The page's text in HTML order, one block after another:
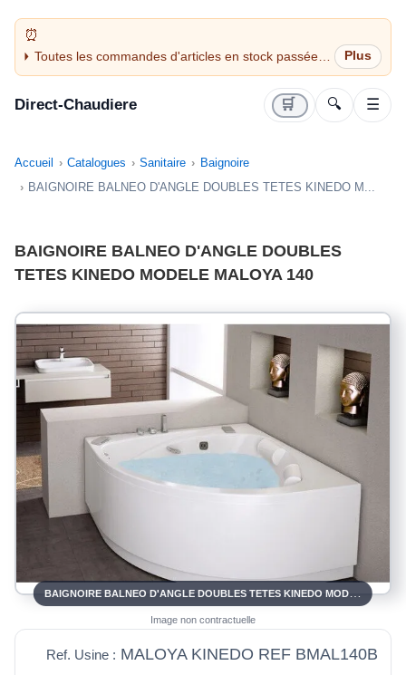
Toutes les commandes d'articles en stock passées
avant 14H sont expédiées le jour même (jours
Direct-Chaudiere 🛒 🔍 ☰
Accueil Catalogues Sanitaire
Baignoire
BAIGNOIRE BALNEO D'ANGLE DOUBLES TETES KINEDO M...
BAIGNOIRE BALNEO D'ANGLE DOUBLES
TETES KINEDO MODELE MALOYA 140
BAIGNOIRE BALNEO D'ANGLE DOUBLES TETES KINEDO MODELE MALOYA 140
Image non contractuelle
Ref. Usine : MALOYA KINEDO REF BMAL140B